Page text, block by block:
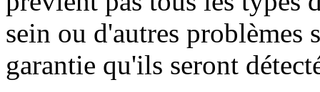
sein ou d'autres problèmes
garantie qu'ils seront